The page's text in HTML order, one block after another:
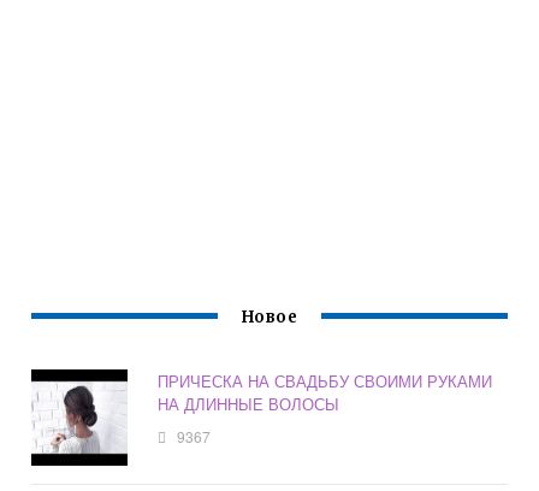
Новое
ПРИЧЕСКА НА СВАДЬБУ СВОИМИ РУКАМИ
НА ДЛИННЫЕ ВОЛОСЫ
9367